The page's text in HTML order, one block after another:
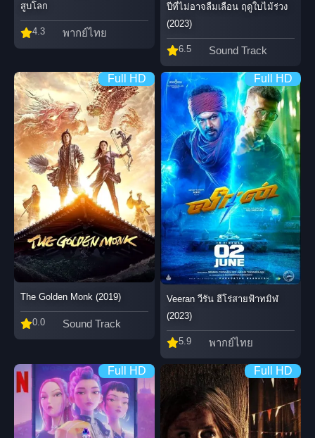
สูบโลก
4.3 พากย์ไทย
ปีที่ไม่อาจลืมเลือน ฤดูใบไม้ร่วง
(2023)
6.5 Sound Track
Full HD
The Golden Monk (2019)
0.0 Sound Track
Full HD
Veeran วีรัน ฮีโร่สายฟ้าทมิฬ
(2023)
5.9 พากย์ไทย
Full HD Full HD